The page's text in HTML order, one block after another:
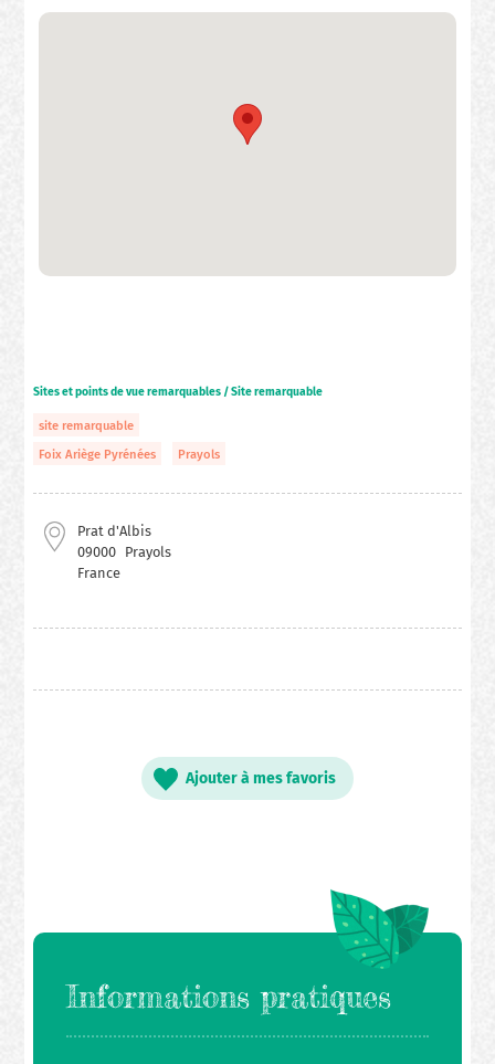
Sites et points de vue remarquables / Site remarquable
site remarquable
Foix Ariège Pyrénées
Prayols
Prat d'Albis
09000 Prayols
France
Ajouter à mes favoris
Informations pratiques